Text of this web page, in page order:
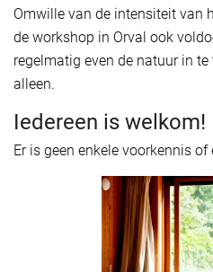
Omwille van de intensiteit van
de workshop in Orval ook
regelmatig even de natuur in
alleen.
Iedereen is welkom!
Er is geen enkele voorkennis of